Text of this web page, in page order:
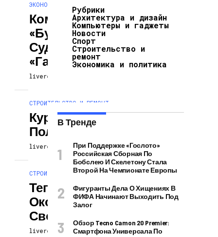
ЭКОНОМИКА И ПОЛИТИКА
Компания
«Булгаргаз»
Судится С
«Газпромом»
livereaction
СТРОИТЕЛЬСТВО И РЕМОНТ
Курятник Из
Поликарбоната
livereaction 10.07.2024
СТРОИТЕЛЬСТВО И РЕМОНТ
Теплица Из
Оконных Рам
Своими Руками
livereaction 10.07.2024
Рубрики
Архитектура и дизайн
Компьютеры и гаджеты
Новости
Спорт
Строительство и
ремонт
Экономика и политика
В Тренде
При Поддержке «Гослото»
Российская Сборная По
Бобслею И Скелетону Стала
Второй На Чемпионате Европы
Фигуранты Дела О Хищениях В
ФИФА Начинают Выходить Под
Залог
Обзор Tecno Camon 20 Premier:
Смартфона Универсала По